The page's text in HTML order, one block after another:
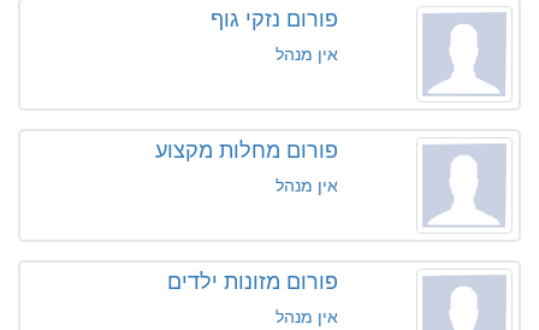
פורום נזקי גוף
אין מנהל
פורום מחלות מקצוע
אין מנהל
פורום מזונות ילדים
אין מנהל